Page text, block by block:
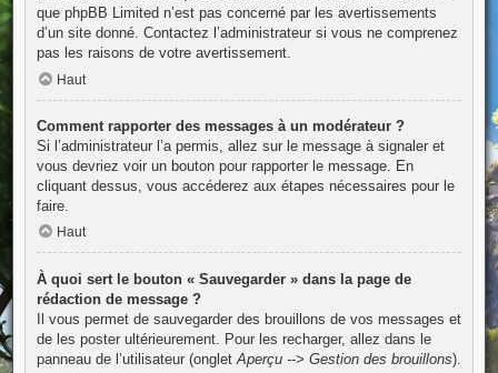
que phpBB Limited n’est pas concerné par les avertissements
d’un site donné. Contactez l’administrateur si vous ne comprenez
pas les raisons de votre avertissement.
Haut
Comment rapporter des messages à un modérateur ?
Si l’administrateur l’a permis, allez sur le message à signaler et
vous devriez voir un bouton pour rapporter le message. En
cliquant dessus, vous accéderez aux étapes nécessaires pour le
faire.
Haut
À quoi sert le bouton « Sauvegarder » dans la page de
rédaction de message ?
Il vous permet de sauvegarder des brouillons de vos messages et
de les poster ultérieurement. Pour les recharger, allez dans le
panneau de l’utilisateur (onglet Aperçu --> Gestion des brouillons).